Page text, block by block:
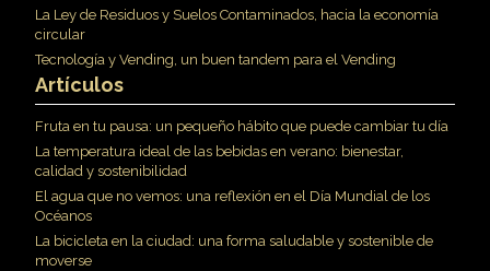
La Ley de Residuos y Suelos Contaminados, hacia la economía
circular
Tecnología y Vending, un buen tandem para el Vending
Artículos
Fruta en tu pausa: un pequeño hábito que puede cambiar tu día
La temperatura ideal de las bebidas en verano: bienestar,
calidad y sostenibilidad
El agua que no vemos: una reflexión en el Día Mundial de los
Océanos
La bicicleta en la ciudad: una forma saludable y sostenible de
moverse